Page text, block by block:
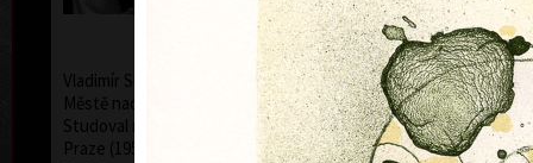
Vladimír Suchánek se narodil 12. února 1933 v Novém
Městě nad Metují, zemřel 25. ledna 2021 v Praze.
Studoval na Pedagogické fakultě Karlovy univerzity v
Praze (1952–54) u profesorů C. Boudy, K. Lidického a